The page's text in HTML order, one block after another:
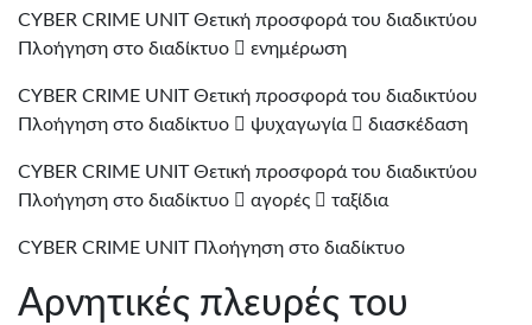
CYBER CRIME UNIT Θετική προσφορά του διαδικτύου
Πλοήγηση στο διαδίκτυο  ενημέρωση
CYBER CRIME UNIT Θετική προσφορά του διαδικτύου
Πλοήγηση στο διαδίκτυο  ψυχαγωγία  διασκέδαση
CYBER CRIME UNIT Θετική προσφορά του διαδικτύου
Πλοήγηση στο διαδίκτυο  αγορές  ταξίδια
CYBER CRIME UNIT Πλοήγηση στο διαδίκτυο
Αρνητικές πλευρές του